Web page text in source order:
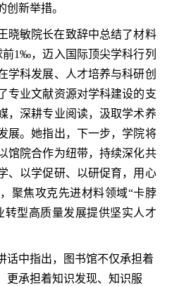
创新举措。
晓敏院长在致辞中总结了材料
1‰，迈入国际顶尖学科行列
学科发展、人才培养与科研创
专业文献资源对学科建设的支
，深耕专业阅读，汲取学术养
展。她指出，下一步，学院将
馆院合作为纽带，持续深化共
、以学促研、以研促育，用心
聚焦攻克先进材料领域“卡脖
转型高质量发展提供坚实人才
话中指出，图书馆不仅承担着
更承担着知识发现、知识服